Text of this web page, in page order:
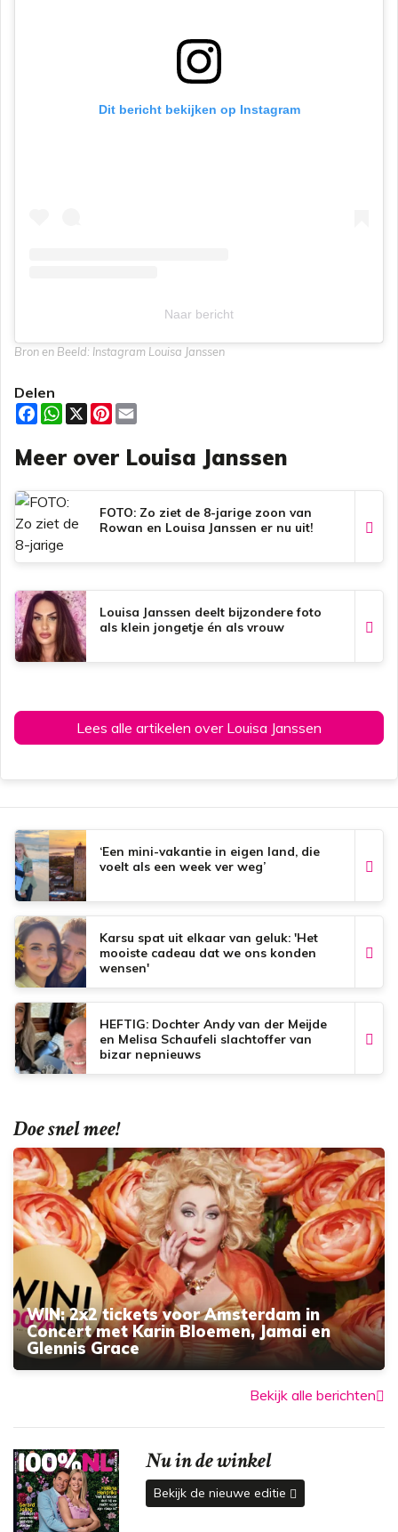
Dit bericht bekijken op Instagram
Naar bericht
Bron en Beeld: Instagram Louisa Janssen
Delen
F
a
e
b
o
k
W
h
t
s
p
p
X
P
t
e
e
s
t
i
l
Meer over Louisa Janssen
FOTO: Zo ziet de 8-jarige zoon van
Rowan en Louisa Janssen er nu uit!
Louisa Janssen deelt bijzondere foto
als klein jongetje én als vrouw
Lees alle artikelen over Louisa Janssen
‘Een mini-vakantie in eigen land, die
voelt als een week ver weg’
Karsu spat uit elkaar van geluk: 'Het
mooiste cadeau dat we ons konden
wensen'
HEFTIG: Dochter Andy van der Meijde
en Melisa Schaufeli slachtoffer van
bizar nepnieuws
Doe snel mee!
WIN: 2x2 tickets voor Amsterdam in
Concert met Karin Bloemen, Jamai en
Glennis Grace
Bekijk alle berichten
Nu in de winkel
Bekijk de nieuwe editie